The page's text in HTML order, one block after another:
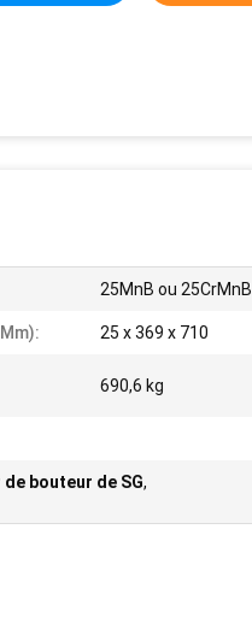
25MnB ou 25CrMnB
25 x 369 x 710
690,6 kg
bouteur de SG,